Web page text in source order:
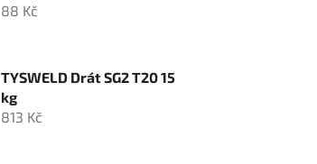
88 Kč
TYSWELD Drát SG2 T20 15
kg
813 Kč